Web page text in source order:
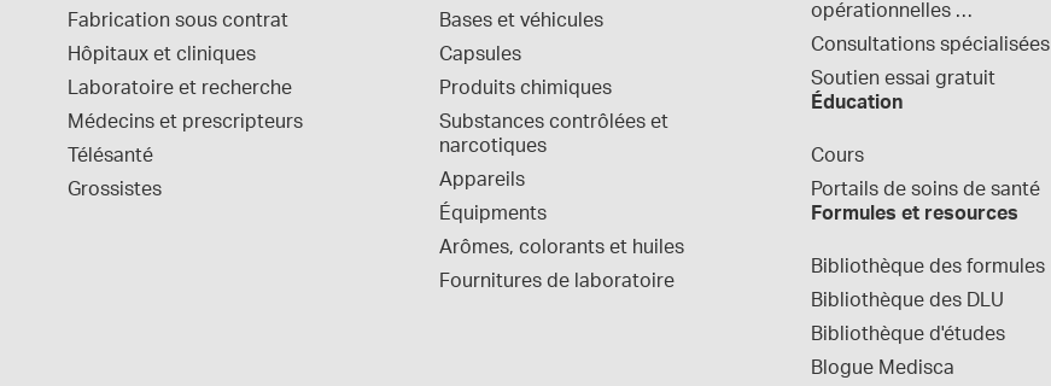
Fabrication sous contrat
Hôpitaux et cliniques
Laboratoire et recherche
Médecins et prescripteurs
Télésanté
Grossistes
Bases et véhicules
Capsules
Produits chimiques
Substances contrôlées et
narcotiques
Appareils
Équipments
Arômes, colorants et huiles
Fournitures de laboratoire
opérationnelles
normalisées
Consultations spécialisées
Soutien essai gratuit
Éducation
Cours
Portails de soins de santé
Formules et resources
Bibliothèque des formules
Bibliothèque des DLU
Bibliothèque d'études
Blogue Medisca